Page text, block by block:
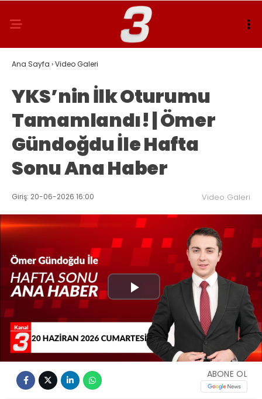
Ana Sayfa ›Video Galeri
YKS’nin İlk Oturumu
Tamamlandı! | Ömer
Gündoğdu İle Hafta
Sonu Ana Haber
Giriş: 20-06-2026 16:00 Video Galeri
Play
Video
ABONE OL